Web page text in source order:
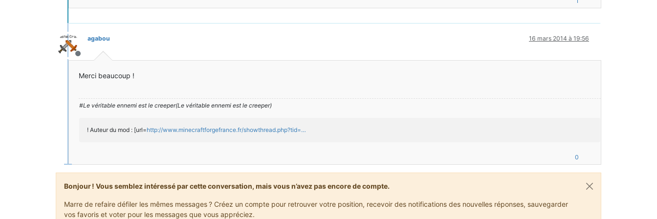
}
}
Hors-ligne
agabou 16 mars 2014 à 19:56
Merci beaucoup !
#Le véritable ennemi est le creeper(Le véritable ennemi est le creeper)
! Auteur du mod : [url=http://www.minecraftforgefrance.fr/showthread.php?tid=…
0
Bonjour ! Vous semblez intéressé par cette conversation, mais vous n’avez pas encore de compte.
Marre de refaire défiler les mêmes messages ? Créez un compte pour retrouver votre position, recevoir des notifications des nouvelles réponses, sauvegarder
vos favoris et voter pour les messages que vous appréciez.